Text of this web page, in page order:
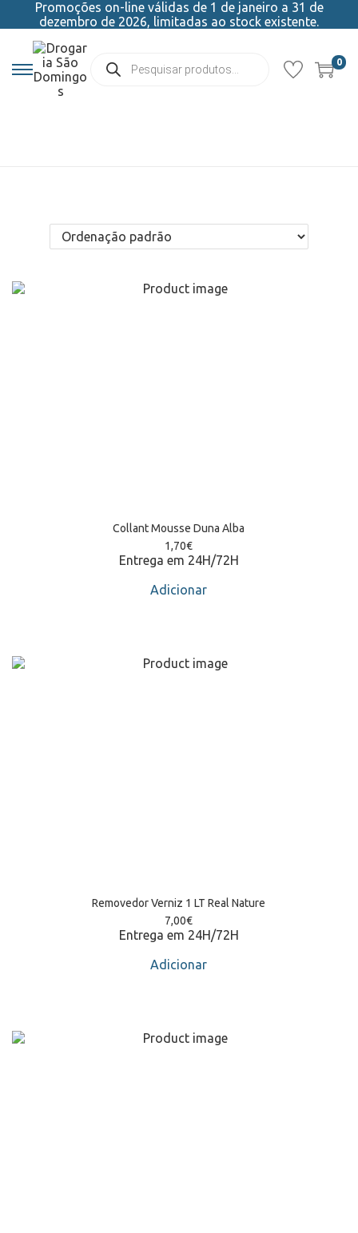
Promoções on-line válidas de 1 de janeiro a 31 de
dezembro de 2026, limitadas ao stock existente.
0
Collant Mousse Duna Alba
1,70€
Entrega em 24H/72H
Adicionar
Removedor Verniz 1 LT Real Nature
7,00€
Entrega em 24H/72H
Adicionar